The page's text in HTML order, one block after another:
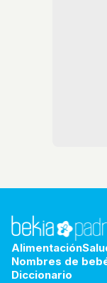
Alimentación
Nombres de
Diccionario